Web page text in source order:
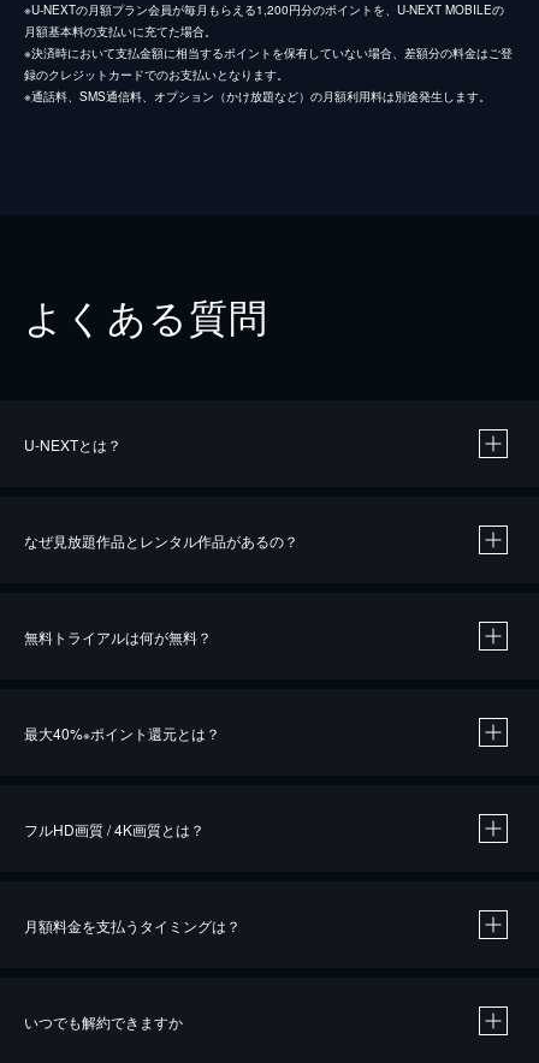
※U-NEXTの月額プラン会員が毎月もらえる1,200円分のポイントを、U-NEXT MOBILEの
月額基本料の支払いに充てた場合。
※決済時において支払金額に相当するポイントを保有していない場合、差額分の料金はご登
録のクレジットカードでのお支払いとなります。
※通話料、SMS通信料、オプション（かけ放題など）の月額利用料は別途発生します。
よくある質問
U-NEXTとは？
なぜ見放題作品とレンタル作品があるの？
無料トライアルは何が無料？
最大40%※ポイント還元とは？
※40％ポイント還元の対象は、クレジットカード決済による作品の購入 / レンタルです。
フルHD画質 / 4K画質とは？
月額料金を支払うタイミングは？
いつでも解約できますか